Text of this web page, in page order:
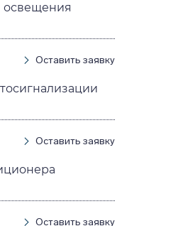
освещения
Оставить заявку
Оставить заявку
Оставить заявку